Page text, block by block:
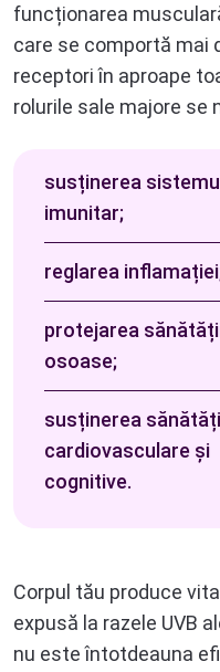
funcționarea
care se comportă mai
receptori în aproape
rolurile sale majore se
susținerea
imunitar;
reglarea
protejarea
osoase;
susținerea
cardiovasculare și
cognitive.
Corpul tău produce
expusă la razele UVB
nu este întotdeauna